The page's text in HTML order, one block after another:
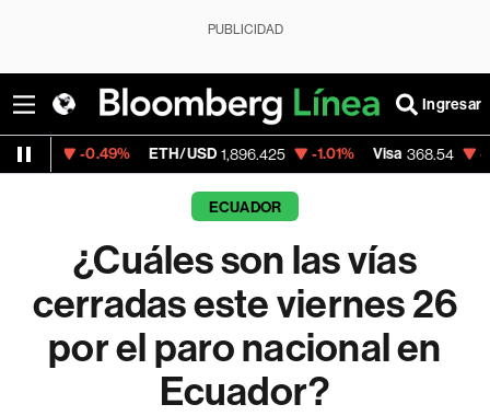
PUBLICIDAD
Ingresar
ETH/USD 1,896.425 -1.01% Visa 368.54 -0.28%
ECUADOR
¿Cuáles son las vías
cerradas este viernes 26
por el paro nacional en
Ecuador?